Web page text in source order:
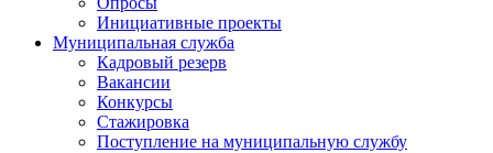
Инициативные проекты
Муниципальная служба
Кадровый резерв
Вакансии
Конкурсы
Стажировка
Поступление на муниципальную службу